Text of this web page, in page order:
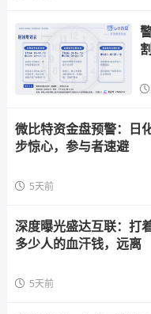
微比特资金盘预警：日
步惊心，参与者速避
5天前
深度曝光盛达互联：打
多少人的血汗钱，远离
5天前